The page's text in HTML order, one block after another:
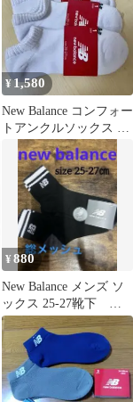
¥1,580
New Balance コンフォー
トアンクルソックス 3
足セット ユニセックス
¥880
New Balance メンズ ソ
ックス 25-27靴下 ニ
ューバランス靴下